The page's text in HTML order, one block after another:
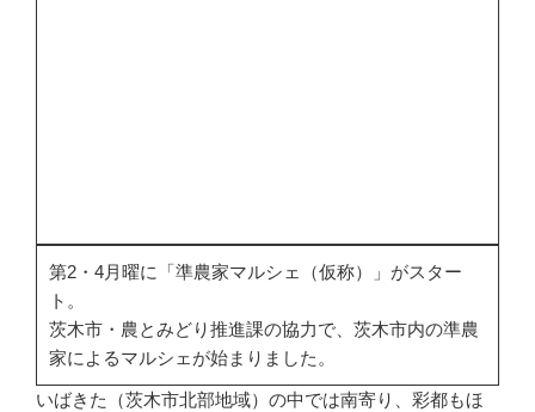
第2・4月曜に「準農家マルシェ（仮称）」がスター
ト。
茨木市・農とみどり推進課の協力で、茨木市内の準農
家によるマルシェが始まりました。
いばきた（茨木市北部地域）の中では南寄り、彩都もほ